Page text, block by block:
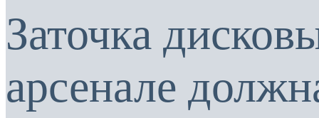
Заточка
арсенале